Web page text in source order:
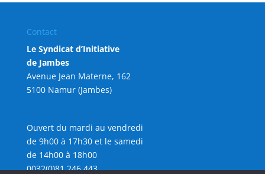
Contact
Le Syndicat d’Initiative
de Jambes
Avenue Jean Materne, 162
5100 Namur (Jambes)
Ouvert du mardi au vendredi
de 9h00 à 17h30 et le samedi
de 14h00 à 18h00
0032(0)81 246 443